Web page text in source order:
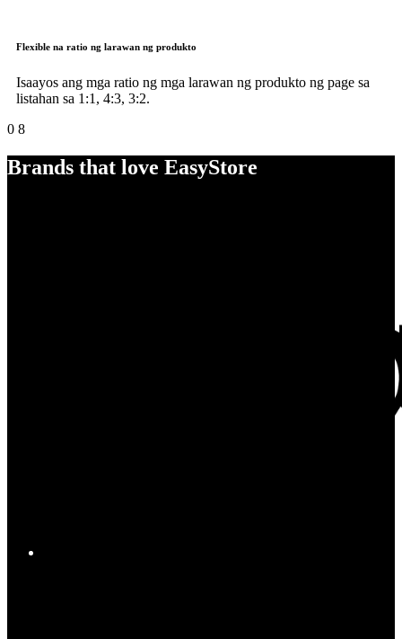
Flexible na ratio ng larawan ng produkto
Isaayos ang mga ratio ng mga larawan ng produkto ng page sa
listahan sa 1:1, 4:3, 3:2.
0 8
Brands that love EasyStore